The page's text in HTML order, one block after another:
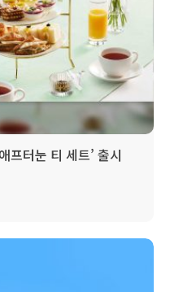
프터눈 티 세트’ 출시